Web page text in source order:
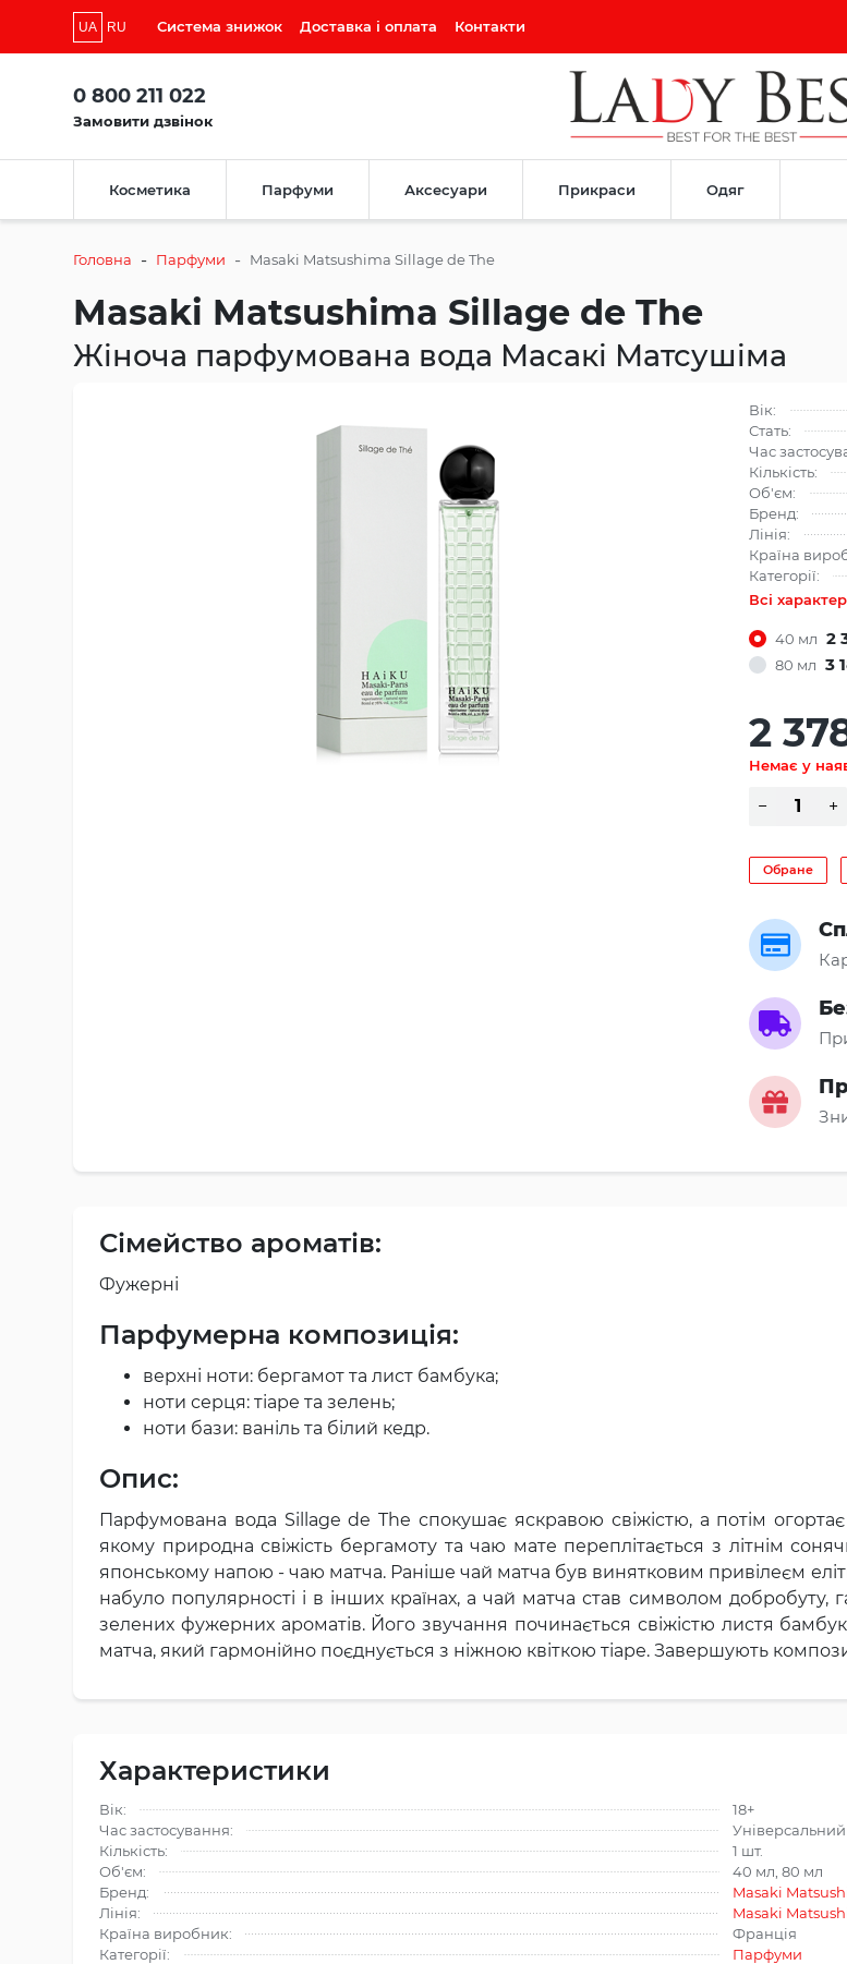
UA RU Система знижок Доставка і оплата Контакти
0 800 211 022
Замовити дзвінок
Косметика Парфуми Аксесуари Прикраси Одяг
Головна - Парфуми - Masaki Matsushima Sillage de The
Masaki Matsushima Sillage de The
Жіноча парфумована вода Масакі Матсушіма
Вік:
Стать:
Час
Кількість:
Об'єм:
Бренд:
Лінія:
Країна
Категорії:
Всі
40 мл 2
80 мл 3
2
Немає у
Обране
Сімейство ароматів:
Фужерні
Парфумерна композиція:
верхні ноти: бергамот та лист бамбука;
ноти серця: тіаре та зелень;
ноти бази: ваніль та білий кедр.
Опис:
Парфумована вода Sillage de The спокушає яскравою свіжістю, а потім
якому природна свіжість бергамоту та чаю мате переплітається з літнім
японському напою - чаю матча. Раніше чай матча був винятковим привілеєм
набуло популярності і в інших країнах, а чай матча став символом добробуту,
зелених фужерних ароматів. Його звучання починається свіжістю листя
матча, який гармонійно поєднується з ніжною квіткою тіаре. Завершують
Характеристики
Вік:
18+
Час застосування:
Універсальний
Кількість:
1 шт.
Об'єм:
40 мл, 80 мл
Бренд:
Masaki
Лінія:
Masaki
Країна виробник:
Франція
Категорії:
Парфуми